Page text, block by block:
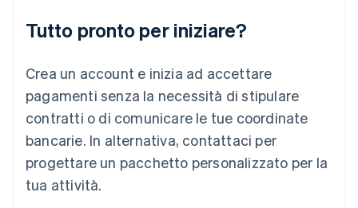
Tutto pronto per iniziare?
Crea un account e inizia ad accettare
pagamenti senza la necessità di stipulare
contratti o di comunicare le tue coordinate
bancarie. In alternativa, contattaci per
progettare un pacchetto personalizzato per la
tua attività.
English
FrançaisDeutschEnglish
English简体中文
Malta
English
Messico
Español English
Norvegia